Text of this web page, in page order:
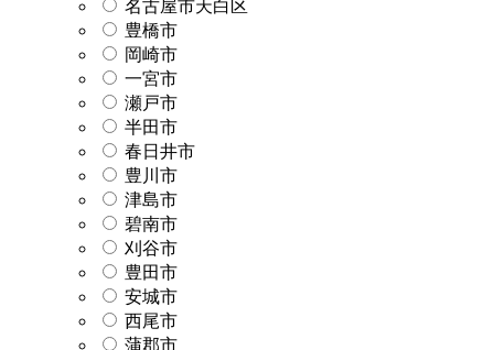
名古屋市天白区
豊橋市
岡崎市
一宮市
瀬戸市
半田市
春日井市
豊川市
津島市
碧南市
刈谷市
豊田市
安城市
西尾市
蒲郡市